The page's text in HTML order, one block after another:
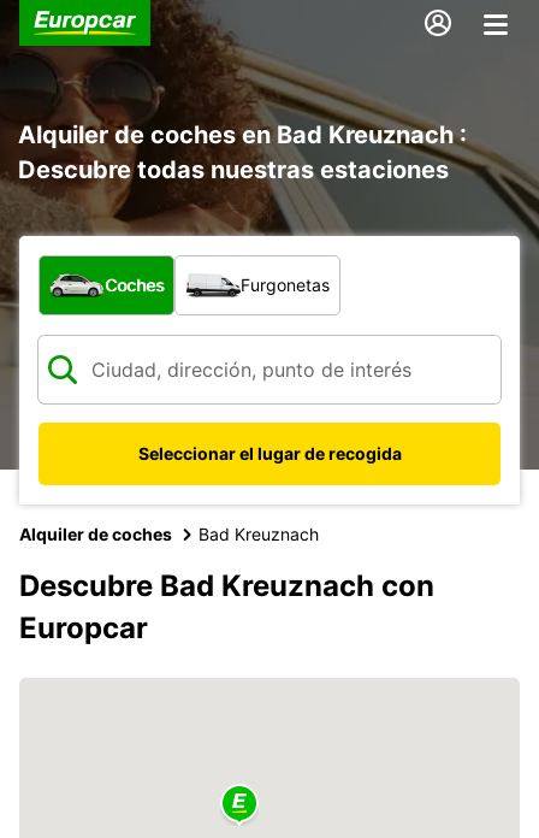
Alquiler de coches en Bad Kreuznach :
Descubre todas nuestras estaciones
¿Qué tipo de vehículo?
Coches Furgonetas
Seleccionar el lugar de recogida
Alquiler de coches Bad Kreuznach
Descubre Bad Kreuznach con
Europcar